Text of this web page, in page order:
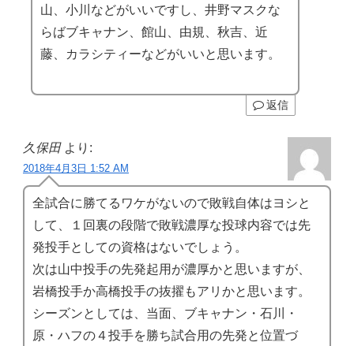
山、小川などがいいですし、井野マスクな
らばブキャナン、館山、由規、秋吉、近
藤、カラシティーなどがいいと思います。
返信
久保田 より:
2018年4月3日 1:52 AM
全試合に勝てるワケがないので敗戦自体はヨシと
して、１回裏の段階で敗戦濃厚な投球内容では先
発投手としての資格はないでしょう。
次は山中投手の先発起用が濃厚かと思いますが、
岩橋投手か高橋投手の抜擢もアリかと思います。
シーズンとしては、当面、ブキャナン・石川・
原・ハフの４投手を勝ち試合用の先発と位置づ